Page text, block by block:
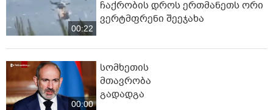
00:22
ჩაქრობის დროს ერთმანეთს ორი
ვერტმფრენი შეეჯახა
00:00
სომხეთის
მთავრობა
გადადგა